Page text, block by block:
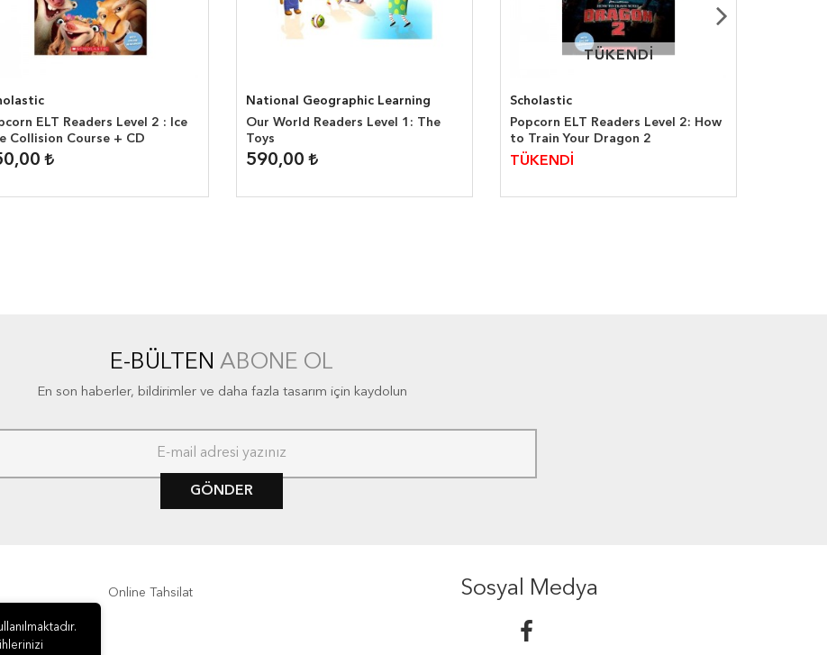
ELT Readers Level 2 : Ice
Collision Course + CD
National Geographic Learning
Our World Readers Level 1: The
Toys
590,00
TÜKENDİ
TÜKENDİ
Scholastic
Popcorn ELT Readers Level 2: How
to Train Your Dragon 2
TÜKENDİ
E-BÜLTEN ABONE OL
En son haberler, bildirimler ve daha fazla tasarım için kaydolun
GÖNDER
Online Tahsilat Sosyal Medya